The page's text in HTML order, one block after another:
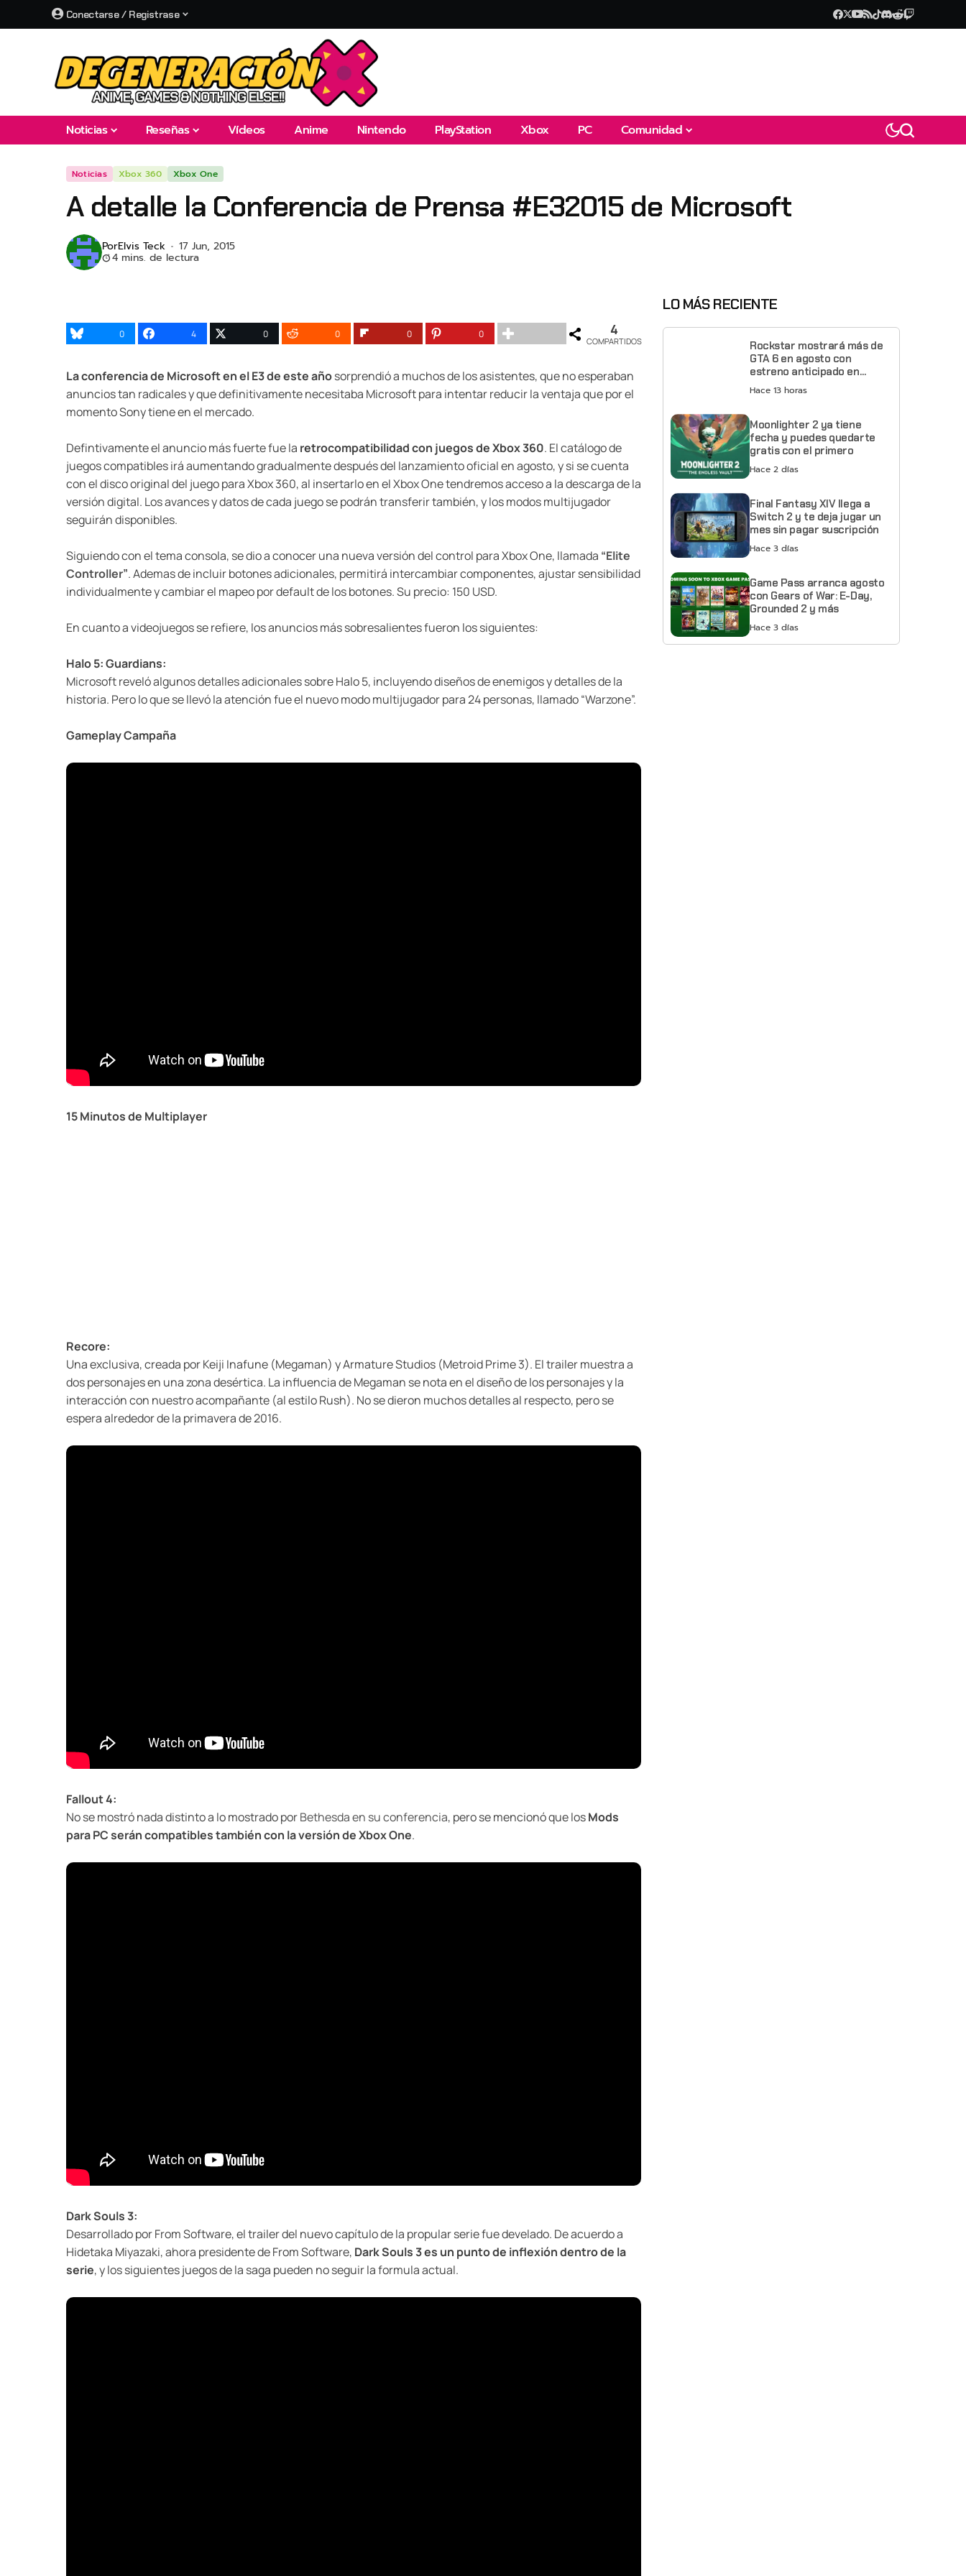
Conectarse / Registrase
Noticias Reseñas Vídeos Anime Nintendo PlayStation Xbox PC Comunidad
Noticias Xbox 360 Xbox One
A detalle la Conferencia de Prensa #E32015 de Microsoft
PorElvis Teck 17 Jun, 2015
4 mins. de lectura
0 4 0 0 0 0 4
COMPARTIDOS
La conferencia de Microsoft en el E3 de este añosorprendió a muchos de los asistentes, que no esperaban
anuncios tan radicales y que definitivamente necesitaba Microsoft para intentar reducir la ventaja que por el
momento Sony tiene en el mercado.
Defintivamente el anuncio más fuerte fue la retrocompatibilidad con juegos de Xbox 360. El catálogo de
juegos compatibles irá aumentando gradualmente después del lanzamiento oficial en agosto, y si se cuenta
con el disco original del juego para Xbox 360, al insertarlo en el Xbox One tendremos acceso a la descarga de la
versión digital. Los avances y datos de cada juego se podrán transferir también, y los modos multijugador
seguirán disponibles.
Siguiendo con el tema consola, se dio a conocer una nueva versión del control para Xbox One, llamada “Elite
Controller”. Ademas de incluir botones adicionales, permitirá intercambiar componentes, ajustar sensibilidad
individualmente y cambiar el mapeo por default de los botones. Su precio: 150 USD.
En cuanto a videojuegos se refiere, los anuncios más sobresalientes fueron los siguientes:
Halo 5: Guardians:
Microsoft reveló algunos detalles adicionales sobre Halo 5, incluyendo diseños de enemigos y detalles de la
historia. Pero lo que se llevó la atención fue el nuevo modo multijugador para 24 personas, llamado “Warzone”.
Gameplay Campaña
15 Minutos de Multiplayer
Recore:
Una exclusiva, creada por Keiji Inafune (Megaman) y Armature Studios (Metroid Prime 3). El trailer muestra a
dos personajes en una zona desértica. La influencia de Megaman se nota en el diseño de los personajes y la
interacción con nuestro acompañante (al estilo Rush). No se dieron muchos detalles al respecto, pero se
espera alrededor de la primavera de 2016.
Fallout 4:
No se mostró nada distinto a lo mostrado porBethesda en su conferencia, pero se mencionó que losMods
para PC serán compatibles también con la versión de Xbox One.
Dark Souls 3:
Desarrollado por From Software, el trailer del nuevo capítulo de la propular serie fue develado. De acuerdo a
Hidetaka Miyazaki, ahora presidente de From Software, Dark Souls 3 es un punto de inflexión dentro de la
serie, y los siguientes juegos de la saga pueden no seguir la formula actual.
LO MÁS RECIENTE
Rockstar mostrará más de
GTA 6 en agosto con
estreno anticipado en
Netflix
Hace 13 horas
Moonlighter 2 ya tiene
fecha y puedes quedarte
gratis con el primero
Hace 2 días
Final Fantasy XIV llega a
Switch 2 y te deja jugar un
mes sin pagar suscripción
Hace 3 días
Game Pass arranca agosto
con Gears of War: E-Day,
Grounded 2 y más
Hace 3 días